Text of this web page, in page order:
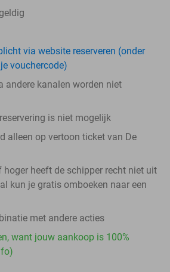
via website reserveren (onder
vouchercode)
andere kanalen worden niet
is niet mogelijk
alleen op vertoon ticket van De
heeft de schipper recht niet uit
kun je gratis omboeken naar een
met andere acties
want jouw aankoop is 100%